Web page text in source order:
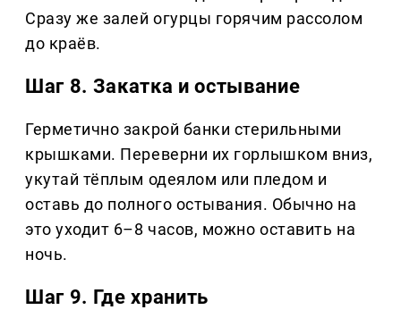
Сразу же залей огурцы горячим рассолом
до краёв.
Шаг 8. Закатка и остывание
Герметично закрой банки стерильными
крышками. Переверни их горлышком вниз,
укутай тёплым одеялом или пледом и
оставь до полного остывания. Обычно на
это уходит 6–8 часов, можно оставить на
ночь.
Шаг 9. Где хранить